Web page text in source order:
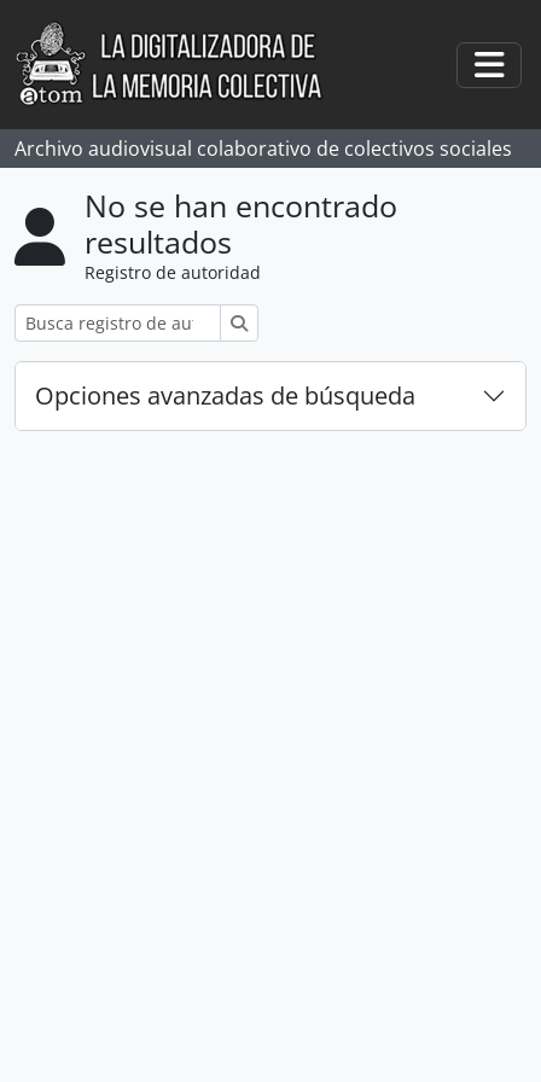
Skip to main content
Archivo audiovisual colaborativo de colectivos sociales
No se han encontrado
resultados
Registro de autoridad
Opciones avanzadas de búsqueda